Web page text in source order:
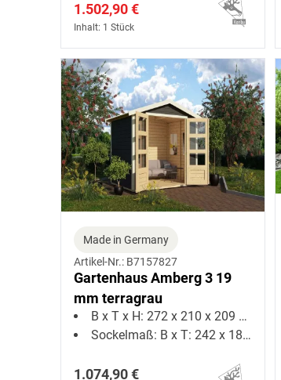
1.502,90 €
Inhalt: 1 Stück
Made in Germany
Artikel-Nr.: B7157827
Gartenhaus Amberg 3 19
mm terragrau
B x T x H: 272 x 210 x 209 cm
Sockelmaß: B x T: 242 x 182 cm
1.074,90 €